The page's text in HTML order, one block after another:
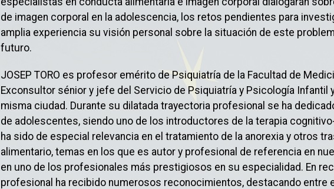
de imagen corporal en la adolescencia, los retos pendientes para
amplia experiencia su visión personal sobre la situación de este
futuro.
JOSEP TORO es profesor emérito de Psiquiatría de la Facultad de
Exconsultor sénior y jefe del Servicio de Psiquiatría y Psicología Infantil
misma ciudad. Durante su dilatada trayectoria profesional se ha
de adolescentes, siendo uno de los introductores de la terapia
ha sido de especial relevancia en el tratamiento de la anorexia y otros
alimentario, temas en los que es autor y profesional de referencia en
en uno de los profesionales más prestigiosos en su especialidad. En
profesional ha recibido numerosos reconocimientos, destacando entre